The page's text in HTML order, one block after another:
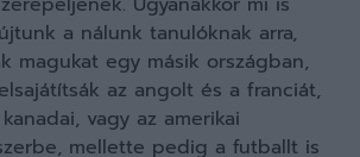
a nálunk tanulóknak arra,
magukat egy másik országban,
az angolt és a franciát,
vagy az amerikai
mellette pedig a futballt is